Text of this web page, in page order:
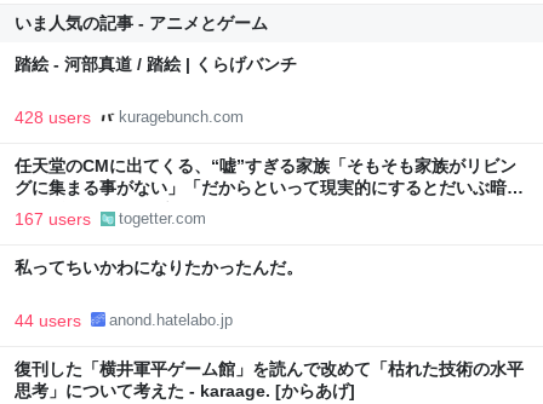
いま人気の記事 - アニメとゲーム
踏絵 - 河部真道 / 踏絵 | くらげバンチ
428 users kuragebunch.com
任天堂のCMに出てくる、“嘘”すぎる家族「そもそも家族がリビン
グに集まる事がない」「だからといって現実的にするとだいぶ暗い
CMになっちゃいそう」
167 users togetter.com
私ってちいかわになりたかったんだ。
44 users anond.hatelabo.jp
復刊した「横井軍平ゲーム館」を読んで改めて「枯れた技術の水平
思考」について考えた - karaage. [からあげ]